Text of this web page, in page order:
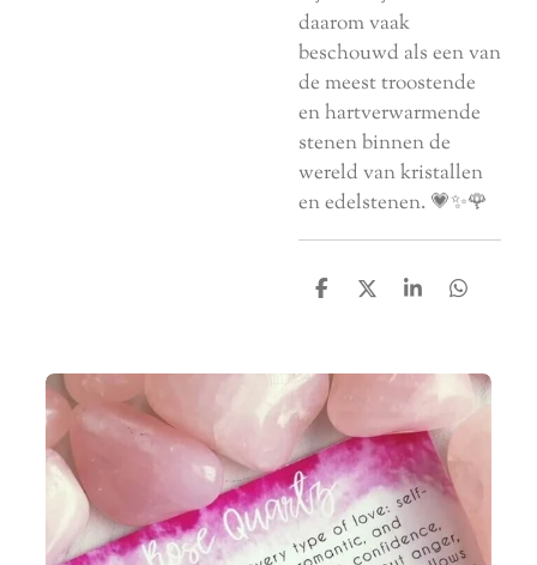
daarom vaak
beschouwd als een van
de meest troostende
en hartverwarmende
stenen binnen de
wereld van kristallen
en edelstenen. 💗✨🌹
D
n
D
S
e
D
n